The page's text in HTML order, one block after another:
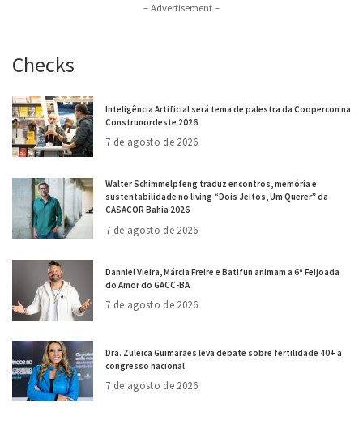
– Advertisement –
Checks
Inteligência Artificial será tema de palestra da Coopercon na
Construnordeste 2026
7 de agosto de 2026
Walter Schimmelpfeng traduz encontros, memória e
sustentabilidade no living “Dois Jeitos, Um Querer” da
CASACOR Bahia 2026
7 de agosto de 2026
Danniel Vieira, Márcia Freire e Batifun animam a 6ª Feijoada
do Amor do GACC-BA
7 de agosto de 2026
Dra. Zuleica Guimarães leva debate sobre fertilidade 40+ a
congresso nacional
7 de agosto de 2026